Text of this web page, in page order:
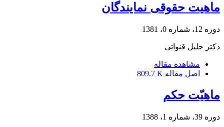
ماهیت حقوقی نمایندگان
دوره 12، شماره 0، 1381
دکتر جلیل قنواتی
مشاهده مقاله
اصل مقاله 809.7 K
ماهیّت حکم
دوره 39، شماره 1، 1388